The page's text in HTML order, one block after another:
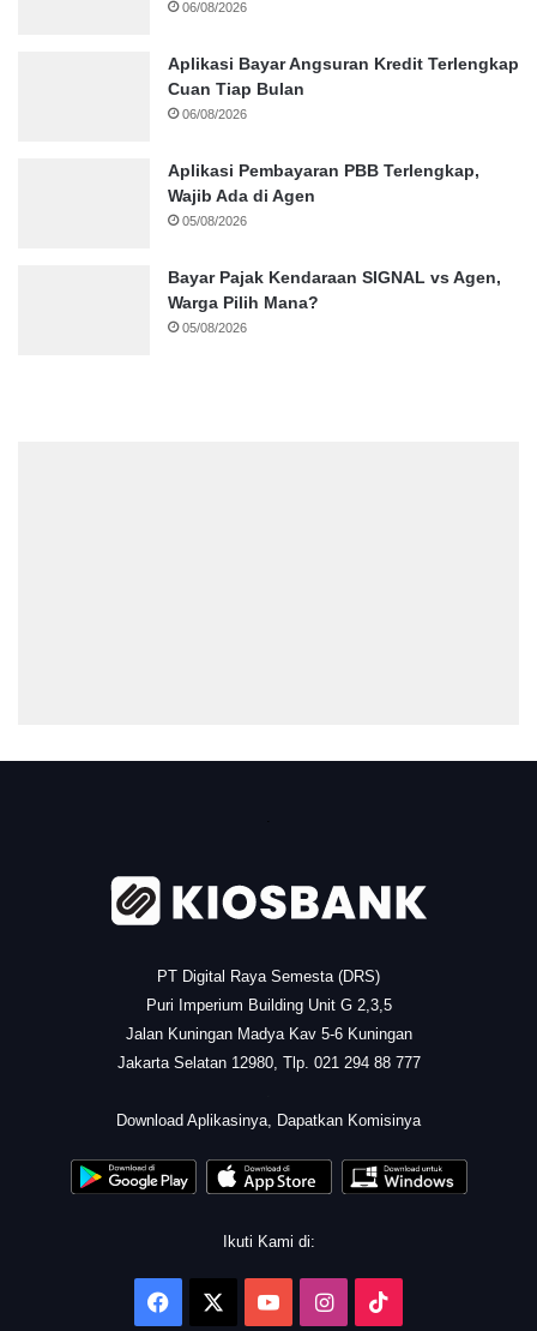
06/08/2026
Aplikasi Bayar Angsuran Kredit Terlengkap
Cuan Tiap Bulan
06/08/2026
Aplikasi Pembayaran PBB Terlengkap,
Wajib Ada di Agen
05/08/2026
Bayar Pajak Kendaraan SIGNAL vs Agen,
Warga Pilih Mana?
05/08/2026
PT Digital Raya Semesta (DRS)
Puri Imperium Building Unit G 2,3,5
Jalan Kuningan Madya Kav 5-6 Kuningan
Jakarta Selatan 12980, Tlp. 021 294 88 777
Download Aplikasinya, Dapatkan Komisinya
Ikuti Kami di:
Facebook YouTubeInstagram